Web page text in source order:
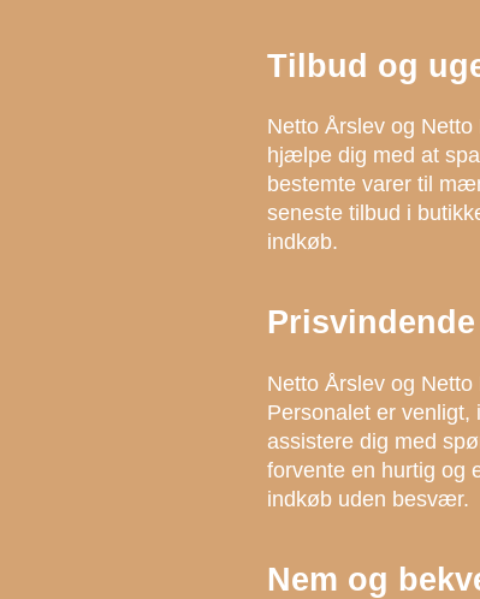
Tilbud og
Netto Årslev og
hjælpe dig med at
bestemte varer til
seneste tilbud i
indkøb.
Netto Årslev og
Personalet er
assistere dig med
forvente en hurtig og
indkøb uden besvær.
Nem og